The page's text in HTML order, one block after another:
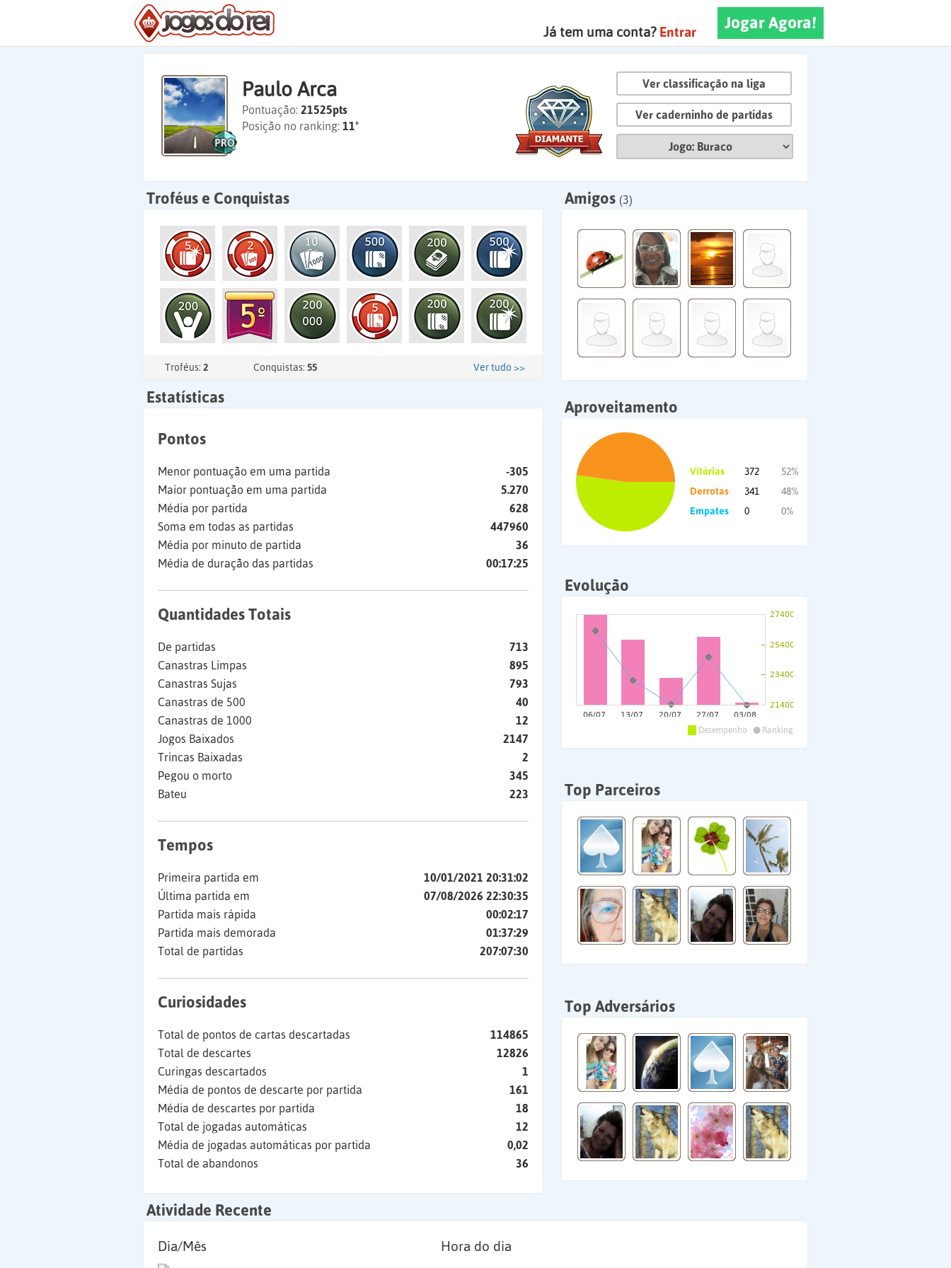
Jogar Agora!
Já tem uma conta? Entrar
Paulo Arca
Pontuação: 21525pts
Posição no ranking: 11º
Ver classificação na liga
Ver caderninho de partidas
Troféus e Conquistas
Troféus: 2 Conquistas: 55 Ver tudo >>
Amigos (3)
Estatísticas
Pontos
Menor pontuação em uma partida
-305
Maior pontuação em uma partida
5.270
Média por partida
628
Soma em todas as partidas
447960
Média por minuto de partida
36
Média de duração das partidas
00:17:25
Quantidades Totais
De partidas
713
Canastras Limpas
895
Canastras Sujas
793
Canastras de 500
40
Canastras de 1000
12
Jogos Baixados
2147
Trincas Baixadas
2
Pegou o morto
345
Bateu
223
Tempos
Primeira partida em
10/01/2021 20:31:02
Última partida em
07/08/2026 22:30:35
Partida mais rápida
00:02:17
Partida mais demorada
01:37:29
Total de partidas
207:07:30
Curiosidades
Total de pontos de cartas descartadas
114865
Total de descartes
12826
Curingas descartados
1
Média de pontos de descarte por partida
161
Média de descartes por partida
18
Total de jogadas automáticas
12
Média de jogadas automáticas por partida
0,02
Total de abandonos
36
Aproveitamento
Vitórias 372
52%
Derrotas
341
48%
Empates
0 0%
Evolução
Desempenho •
Ranking
Top Parceiros
Top Adversários
Atividade Recente
Dia/Mês Hora do dia